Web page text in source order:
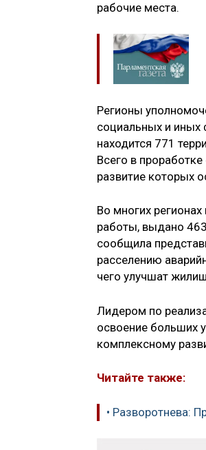
рабочие места.
Регионы
социальных и иных
находится 771
Всего в
развитие которых
Во многих
работы, выдано
сообщила
расселению
чего улучшат
Лидером по
освоение больших
комплексному
Читайте также:
• Разворотнева: